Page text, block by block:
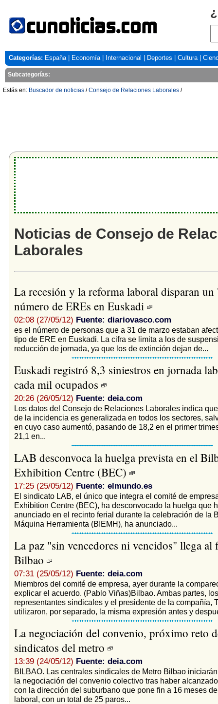
Categorías: España| Economía| Internacional Deportes Cultura|
Subcategorías:
Estás en: Buscador de noticias /Consejo de Relaciones Laborales /
Noticias de Consejo de
Laborales
La recesión y la reforma laboral disparan un
número de EREs en Euskadi
02:08 (27/05/12) Fuente: diariovasco.com
es el número de personas que a 31 de marzo estaban
tipo de ERE en Euskadi. La cifra se limita a los de
reducción de jornada, ya que los de extinción dejan de...
Euskadi registró 8,3 siniestros en jornada
cada mil ocupados
20:26 (26/05/12) Fuente: deia.com
Los datos del Consejo de Relaciones Laborales indica
de la incidencia es generalizada en todos los sectores,
en cuyo caso aumentó, pasando de 18,2 en el primer
21,1 en...
LAB desconvoca la huelga prevista en el
Exhibition Centre (BEC)
17:25 (25/05/12) Fuente: elmundo.es
El sindicato LAB, el único que integra el comité de
Exhibition Centre (BEC), ha desconvocado la huelga que
anunciado en el recinto ferial durante la celebración de la
Máquina Herramienta (BIEMH), ha anunciado...
La paz "sin vencedores ni vencidos" llega al
Bilbao
07:31 (25/05/12) Fuente: deia.com
Miembros del comité de empresa, ayer durante la
explicar el acuerdo. (Pablo Viñas)Bilbao. Ambas partes, los
representantes sindicales y el presidente de la compañía,
utilizaron, por separado, la misma expresión antes y
La negociación del convenio, próximo reto
sindicatos del metro
13:39 (24/05/12) Fuente: deia.com
BILBAO. Las centrales sindicales de Metro Bilbao
la negociación del convenio colectivo tras haber
con la dirección del suburbano que pone fin a 16 meses
laboral, con un total de 25 paros...